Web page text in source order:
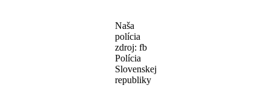
Naša
polícia
zdroj: fb
Polícia
Slovenskej
republiky